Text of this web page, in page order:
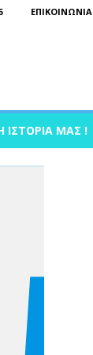
ΕΠΙΚΟΙΝΩΝΊΑ
ΙΣΤΟΡΊΑ ΜΑΣ !